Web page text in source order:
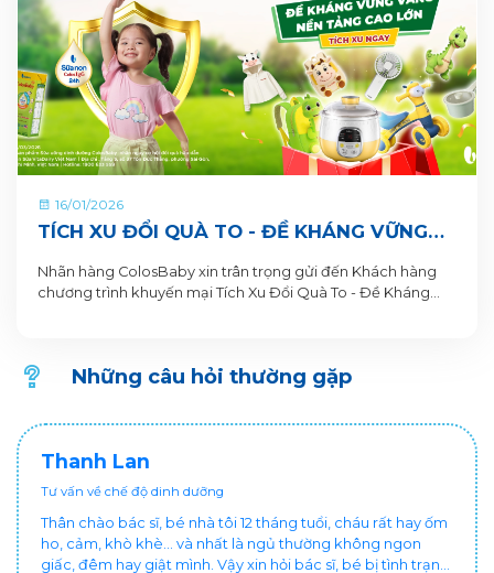
16/01/2026
TÍCH XU ĐỔI QUÀ TO - ĐỀ KHÁNG VỮNG
PHA SẴN COLOSBABY
Nhãn hàng ColosBaby xin trân trọng gửi đến Khách hàng
chương trình khuyến mại Tích Xu Đổi Quà To - Đề Kháng
Những câu hỏi thường gặp
Thanh Lan
Tư vấn về chế độ dinh dưỡng
Thân chào bác sĩ, bé nhà tôi 12 tháng tuổi, cháu rất hay ốm
ho, cảm, khò khè... và nhất là ngủ thường không ngon
giấc, đêm hay giật mình. Vậy xin hỏi bác sĩ, bé bị tình trạng